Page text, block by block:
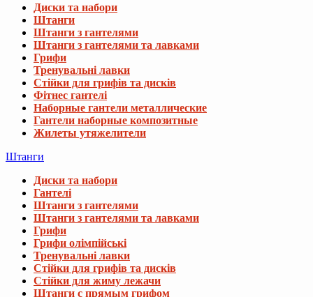
Диски та набори
Штанги
Штанги з гантелями
Штанги з гантелями та лавками
Грифи
Тренувальні лавки
Стійки для грифів та дисків
Фітнес гантелі
Наборные гантели металлические
Гантели наборные композитные
Жилеты утяжелители
Штанги
Диски та набори
Гантелі
Штанги з гантелями
Штанги з гантелями та лавками
Грифи
Грифи олімпійські
Тренувальні лавки
Стійки для грифів та дисків
Стійки для жиму лежачи
Штанги с прямым грифом